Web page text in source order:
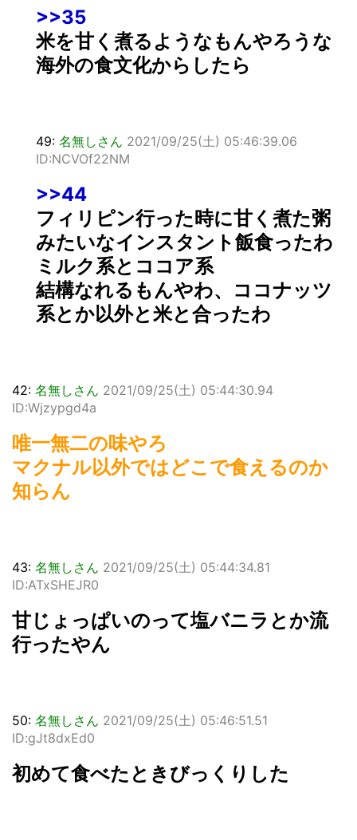
>>35
米を甘く煮るようなもんやろうな
海外の食文化からしたら
49: 名無しさん 2021/09/25(土) 05:46:39.06
ID:NCVOf22NM
>>44
フィリピン行った時に甘く煮た粥
みたいなインスタント飯食ったわ
ミルク系とココア系
結構なれるもんやわ、ココナッツ
系とか以外と米と合ったわ
42: 名無しさん 2021/09/25(土) 05:44:30.94
ID:Wjzypgd4a
唯一無二の味やろ
マクナル以外ではどこで食えるのか
知らん
43: 名無しさん 2021/09/25(土) 05:44:34.81
ID:ATxSHEJR0
甘じょっぱいのって塩バニラとか流
行ったやん
50: 名無しさん 2021/09/25(土) 05:46:51.51
ID:gJt8dxEd0
初めて食べたときびっくりした